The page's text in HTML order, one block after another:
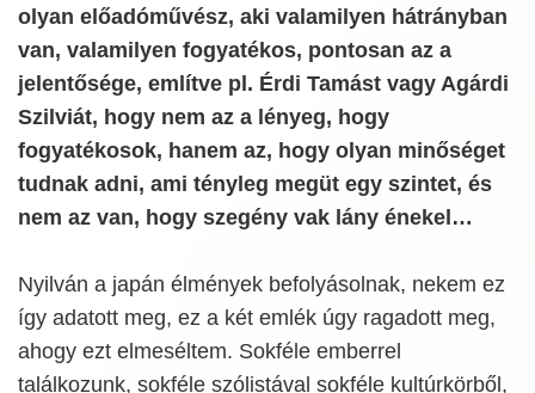
olyan előadóművész, aki valamilyen hátrányban
van, valamilyen fogyatékos, pontosan az a
jelentősége, említve pl. Érdi Tamást vagy Agárdi
Szilviát, hogy nem az a lényeg, hogy
fogyatékosok, hanem az, hogy olyan minőséget
tudnak adni, ami tényleg megüt egy szintet, és
nem az van, hogy szegény vak lány énekel…
Nyilván a japán élmények befolyásolnak, nekem ez
így adatott meg, ez a két emlék úgy ragadott meg,
ahogy ezt elmeséltem. Sokféle emberrel
találkozunk, sokféle szólistával sokféle kultúrkörből,